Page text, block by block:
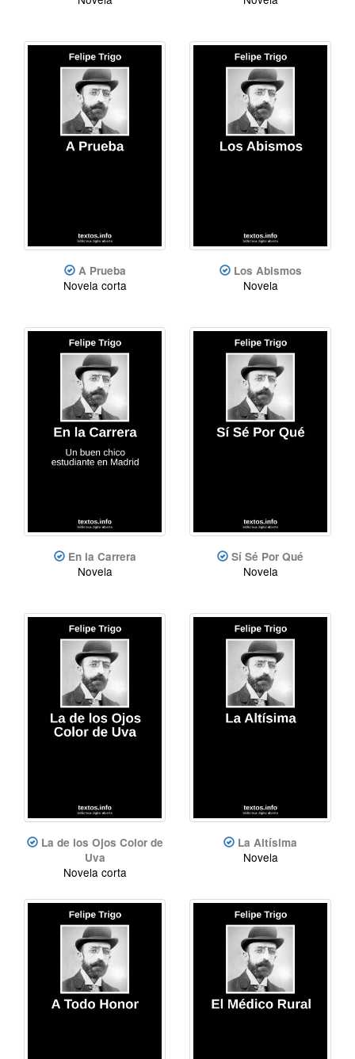
A Prueba
Novela corta
Los Abismos
Novela
En la Carrera
Novela
Sí Sé Por Qué
Novela
La de los Ojos Color de
Uva
Novela corta
La Altísima
Novela